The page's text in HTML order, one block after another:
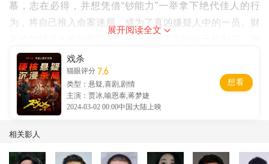
慕，志在必得，并想凭借“钞能力”一举拿下绝代佳人的行
为，将自己推入命案迷局，成为了真凶嫌疑人中的一员。财
对来势汹汹的指正，金公子将如何在高手如林的八大嫌疑人
中金蝉脱壳？！一切静待揭晓！
展开阅读全文
戏杀
猫眼评分 7.6
类型：悬疑,喜剧,剧情
主演：贾冰,喻恩泰,蒋梦婕
2024-03-02 00:00中国大陆上映
想看
相关影人